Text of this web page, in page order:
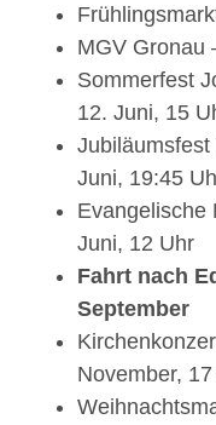
MGV Gronau
Sommerfest
12. Juni, 15
Juni, 19:45
Evangelische
Juni, 12 Uhr
Fahrt nach
September
November,